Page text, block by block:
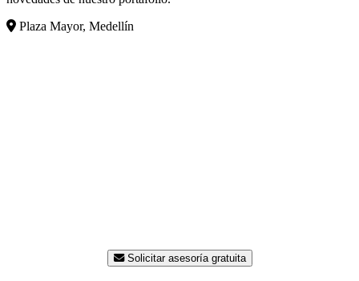
Plaza Mayor, Medellín
Solicitar asesoría gratuita